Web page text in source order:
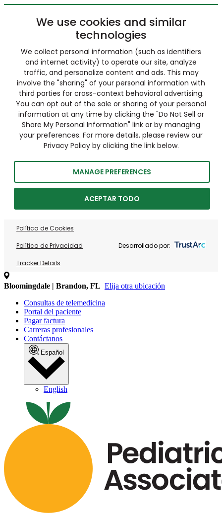
We use cookies and similar
technologies
We collect personal information (such as identifiers
and internet activity) to operate our site, analyze
traffic, and personalize content and ads. This may
involve the "sharing" of your personal information with
third parties for cross-context behavioral advertising.
You can opt out of the sale or sharing of your personal
information at any time by clicking the "Do Not Sell or
Share My Personal Information" link or by managing
your preferences. For more details, please review our
Privacy Policy by clicking the link below.
MANAGE PREFERENCES
ACEPTAR TODO
Política de Cookies
Política de Privacidad
Tracker Details
Desarrollado por:
Bloomingdale | Brandon, FL Elija otra ubicación
Consultas de telemedicina
Portal del paciente
Pagar factura
Carreras profesionales
Contáctanos
Español
English